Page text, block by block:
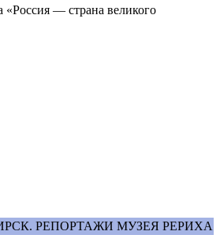
«Россия — страна великого
РЕПОРТАЖИ МУЗЕЯ РЕРИХА